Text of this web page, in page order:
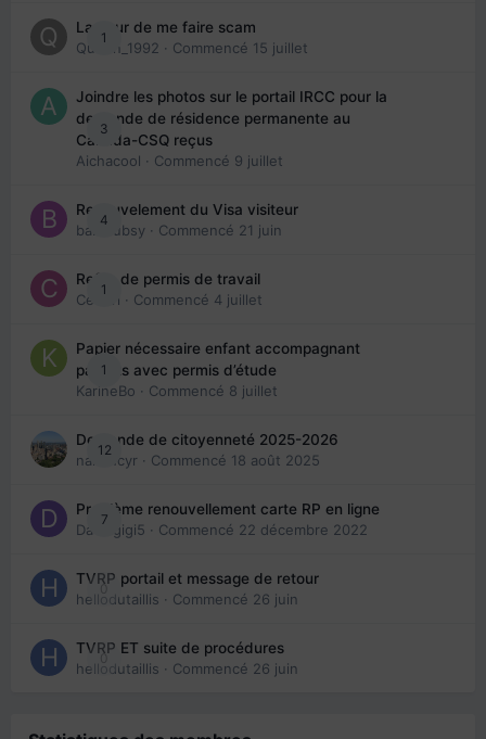
1
La peur de me faire scam
Queen_1992 · Commencé 15 juillet
3
Joindre les photos sur le portail IRCC pour la
demande de résidence permanente au
Canada-CSQ reçus
Aichacool · Commencé 9 juillet
4
Renouvelement du Visa visiteur
babibubsy · Commencé 21 juin
1
Refus de permis de travail
Cedbri · Commencé 4 juillet
1
Papier nécessaire enfant accompagnant
parents avec permis d’étude
KarineBo · Commencé 8 juillet
12
Demande de citoyenneté 2025-2026
nanancyr · Commencé 18 août 2025
7
Problème renouvellement carte RP en ligne
Davidgigi5 · Commencé 22 décembre 2022
0
TVRP portail et message de retour
hellodutaillis · Commencé 26 juin
0
TVRP ET suite de procédures
hellodutaillis · Commencé 26 juin